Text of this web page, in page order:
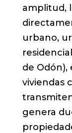
amplitud,
urbano,
de
viviendas
genera